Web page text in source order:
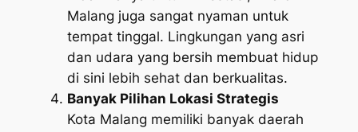
Malang juga sangat nyaman untuk
tempat tinggal. Lingkungan yang asri
dan udara yang bersih membuat hidup
di sini lebih sehat dan berkualitas.
Banyak Pilihan Lokasi Strategis
Kota Malang memiliki banyak daerah